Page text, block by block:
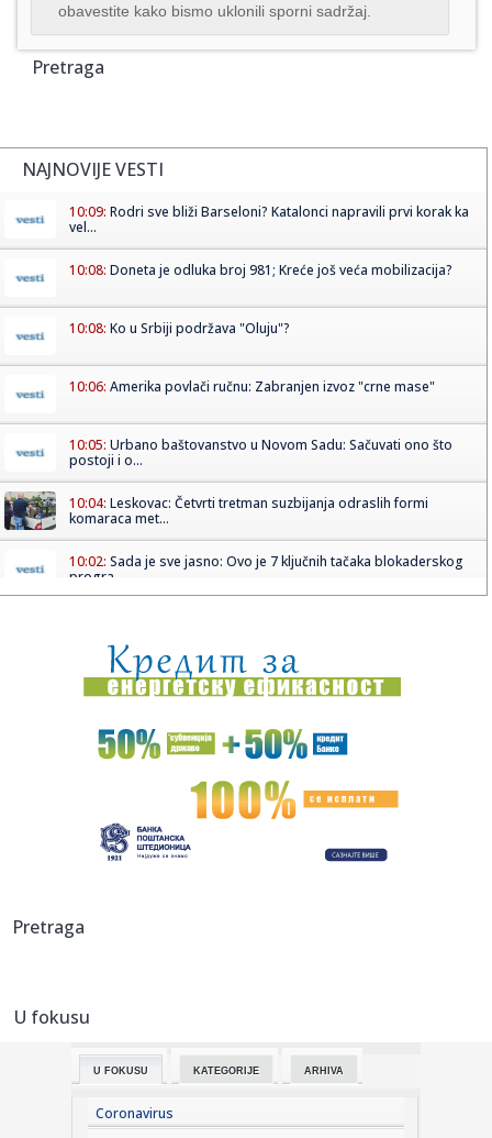
obavestite kako bismo uklonili sporni sadržaj.
Pretraga
NAJNOVIJE VESTI
10:09: Rodri sve bliži Barseloni? Katalonci napravili prvi korak ka
vel...
10:08: Doneta je odluka broj 981; Kreće još veća mobilizacija?
10:08: Ko u Srbiji podržava "Oluju"?
10:06: Amerika povlači ručnu: Zabranjen izvoz "crne mase"
10:05: Urbano baštovanstvo u Novom Sadu: Sačuvati ono što
postoji i o...
10:04: Leskovac: Četvrti tretman suzbijanja odraslih formi
komaraca met...
10:02: Sada je sve jasno: Ovo je 7 ključnih tačaka blokaderskog
progra...
10:00:Vojna saradnja: Srbija i Ukrajina zajedno prave fabriku
dronova?
10:00:Lažni doktori i prevaranti, ne odustaju u Vranju: Od žene
uzeli...
Mile Ristović: Danas nema ničeg jadnijeg nego biti Ćaci.
09:59:Ko u Srbiji podržava "Oluju"?
09:58:
09:57:
VRANJANCI NE NASEDAJTE NA POZIVE: Još jedna Vranjanka
Pretraga
U fokusu
U FOKUSU KATEGORIJE ARHIVA
Coronavirus